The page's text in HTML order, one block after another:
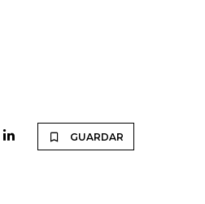
GUARDAR